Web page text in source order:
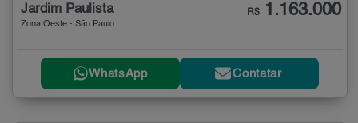
Jardim Paulista
Zona Oeste - São Paulo
R$ 1.163.000
WhatsApp Contatar